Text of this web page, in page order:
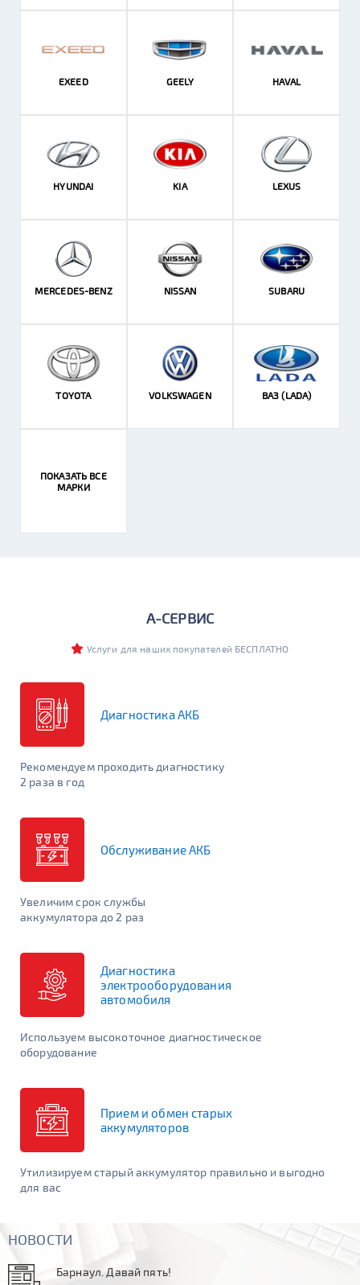
EXEED GEELY HAVAL
HYUNDAI KIA LEXUS
MERCEDES-BENZ NISSAN SUBARU
TOYOTA VOLKSWAGEN ВАЗ (LADA)
ПОКАЗАТЬ ВСЕ
МАРКИ
Бренд-Линейка
Емкость (Ач)
Сначала выберите бренд или линейку
Сначала выберите бренд или линейку
ПОДОБРАТЬ
аккумулятора, уточняйте оптимальный вариант по телефону
+7 (914) 330-34-22. Либо у продавцов внаших магазинах.
А-СЕРВИС
Услуги для наших покупателей БЕСПЛАТНО
Диагностика АКБ
Рекомендуем проходить диагностику
2 раза в год
Обслуживание АКБ
Увеличим срок службы
аккумулятора до 2 раз
Диагностика
электрооборудования
автомобиля
Используем высокоточное диагностическое
оборудование
Прием и обмен старых
аккумуляторов
Утилизируем старый аккумулятор правильно и выгодно
для вас
НОВОСТИ
Барнаул. Давай пять!